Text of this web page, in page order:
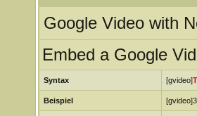
Google Video with
Embed a Google
Syntax [gvideo]
Beispiel